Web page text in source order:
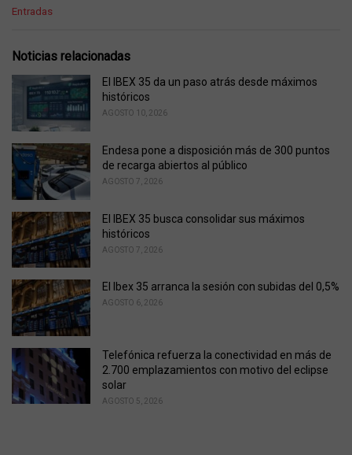
C
e
o
Entradas
Noticias relacionadas
El IBEX 35 da un paso atrás desde máximos
históricos
AGOSTO 10, 2026
Endesa pone a disposición más de 300 puntos
de recarga abiertos al público
AGOSTO 7, 2026
El IBEX 35 busca consolidar sus máximos
históricos
AGOSTO 7, 2026
El Ibex 35 arranca la sesión con subidas del 0,5%
AGOSTO 6, 2026
Telefónica refuerza la conectividad en más de
2.700 emplazamientos con motivo del eclipse
solar
AGOSTO 5, 2026